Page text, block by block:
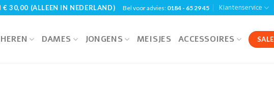
30,00 (ALLEEN IN NEDERLAND) Bel voor advies: 0184 - 65 29 45 Klantenservice
HEREN DAMES JONGENS MEISJES ACCESSOIRES SALE